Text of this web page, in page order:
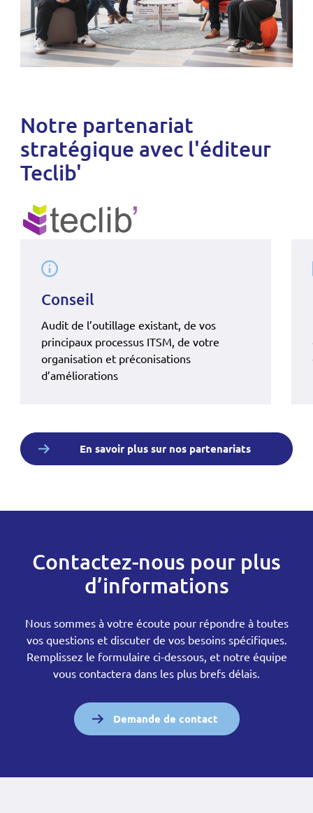
Notre partenariat
stratégique avec l'éditeur
Teclib'
Conseil
Audit de l’outillage existant, de vos
principaux processus ITSM, de votre
organisation et préconisations
d’améliorations
En savoir plus sur nos partenariats
Contactez-nous pour plus
d’informations
Nous sommes à votre écoute pour répondre à toutes
vos questions et discuter de vos besoins spécifiques.
Remplissez le formulaire ci-dessous, et notre équipe
vous contactera dans les plus brefs délais.
Demande de contact